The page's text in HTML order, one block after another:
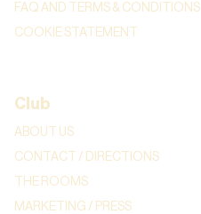
FAQ AND TERMS & CONDITIONS
COOKIE STATEMENT
Club
ABOUT US
CONTACT / DIRECTIONS
THE ROOMS
MARKETING / PRESS